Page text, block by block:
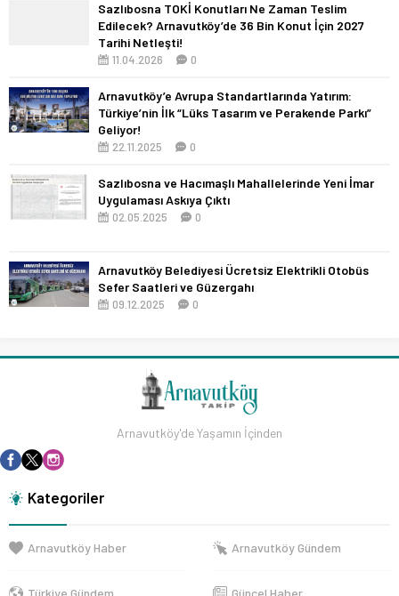
Sazlıbosna TOKİ Konutları Ne Zaman Teslim
Edilecek? Arnavutköy’de 36 Bin Konut İçin 2027
Tarihi Netleşti!
11.04.2026 0
Arnavutköy’e Avrupa Standartlarında Yatırım:
Türkiye’nin İlk “Lüks Tasarım ve Perakende Parkı”
Geliyor!
22.11.2025 0
Sazlıbosna ve Hacımaşlı Mahallelerinde Yeni İmar
Uygulaması Askıya Çıktı
02.05.2025 0
Arnavutköy Belediyesi Ücretsiz Elektrikli Otobüs
Sefer Saatleri ve Güzergahı
09.12.2025 0
Arnavutköy'de Yaşamın İçinden
Kategoriler
Arnavutköy Haber Arnavutköy Gündem